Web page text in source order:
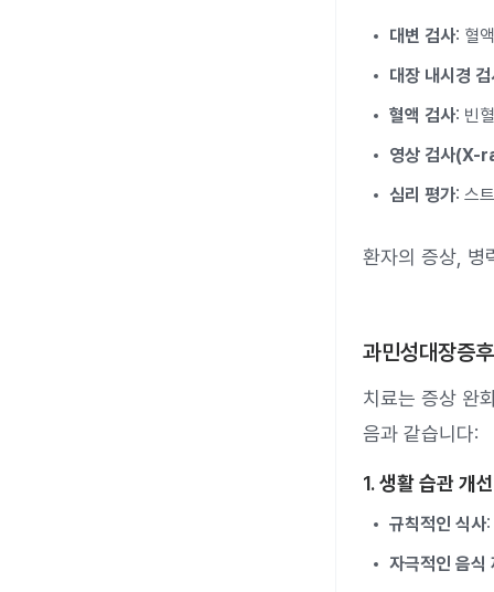
대변 검사: 혈
대장 내시경
혈액 검사: 빈
영상 검사(X-
심리 평가: 스
환자의 증상, 병
과민성대장증
치료는 증상 완
음과 같습니다:
1.생활 습관 개선
규칙적인 식사
자극적인 음식